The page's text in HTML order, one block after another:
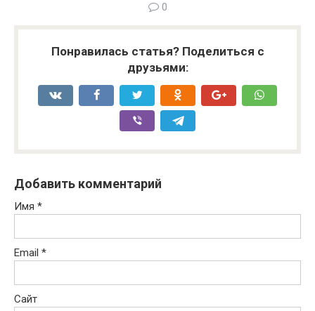
0
Понравилась статья? Поделиться с
друзьями:
Добавить комментарий
Имя *
Email *
Сайт